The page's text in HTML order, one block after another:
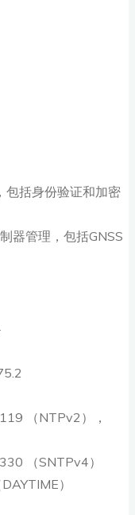
括身份验证和加密
器管理，包括GNSS
（NTPv2），
（SNTPv4）
）